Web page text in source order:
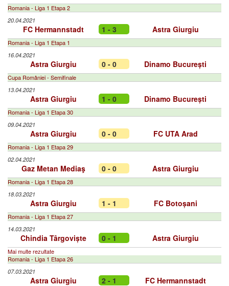
Romania - Liga 1 Etapa 2
20.04.2021
FC Hermannstadt 1 - 3 Astra Giurgiu
Romania - Liga 1 Etapa 1
16.04.2021
Astra Giurgiu 0 - 0 Dinamo București
Cupa României - Semifinale
13.04.2021
Astra Giurgiu 1 - 0 Dinamo București
Romania - Liga 1 Etapa 30
09.04.2021
Astra Giurgiu 0 - 0 FC UTA Arad
Romania - Liga 1 Etapa 29
02.04.2021
Gaz Metan Mediaş 0 - 0 Astra Giurgiu
Romania - Liga 1 Etapa 28
18.03.2021
Astra Giurgiu 1 - 1 FC Botoșani
Romania - Liga 1 Etapa 27
14.03.2021
Chindia Târgoviște 0 - 1 Astra Giurgiu
Mai multe rezultate
Romania - Liga 1 Etapa 26
07.03.2021
Astra Giurgiu 2 - 1 FC Hermannstadt